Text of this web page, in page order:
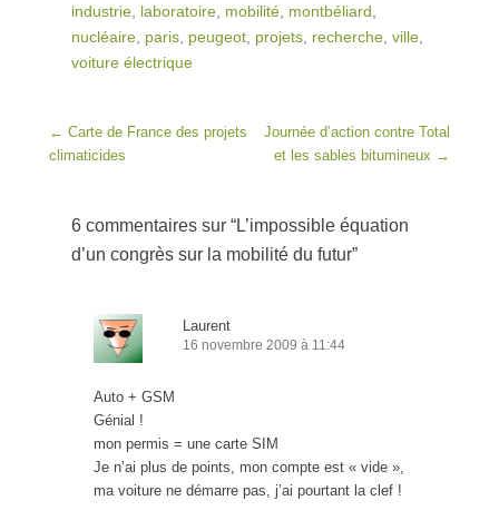
industrie, laboratoire, mobilité, montbéliard,
nucléaire, paris, peugeot, projets, recherche, ville,
voiture électrique
Post navigation
← Carte de France des projets
climaticides
Journée d’action contre Total
et les sables bitumineux →
6 commentaires sur “L’impossible équation
d’un congrès sur la mobilité du futur”
Laurent
16 novembre 2009 à 11:44
Auto + GSM
Génial !
mon permis = une carte SIM
Je n’ai plus de points, mon compte est « vide »,
ma voiture ne démarre pas, j’ai pourtant la clef !